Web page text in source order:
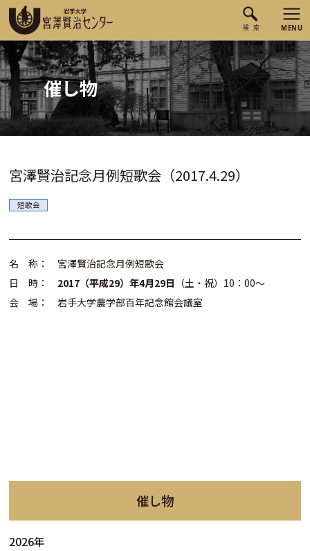
催し物
宮澤賢治記念月例短歌会（2017.4.29）
短歌会
名 称： 宮澤賢治記念月例短歌会
日 時： 2017（平成29）年4月29日 （土・祝）10：00～
会 場： 岩手大学農学部百年記念館会議室
催し物
2026年